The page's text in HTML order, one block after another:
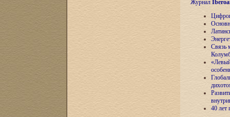
Журнал
Связь
40 лет